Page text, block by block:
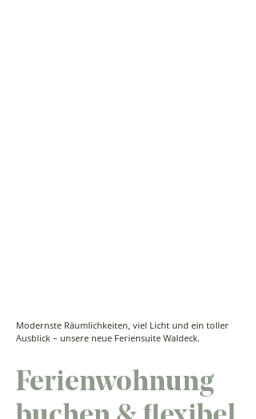
Modernste Räumlichkeiten, viel Licht und ein toller
Ausblick – unsere neue Feriensuite Waldeck.
Ferienwohnung